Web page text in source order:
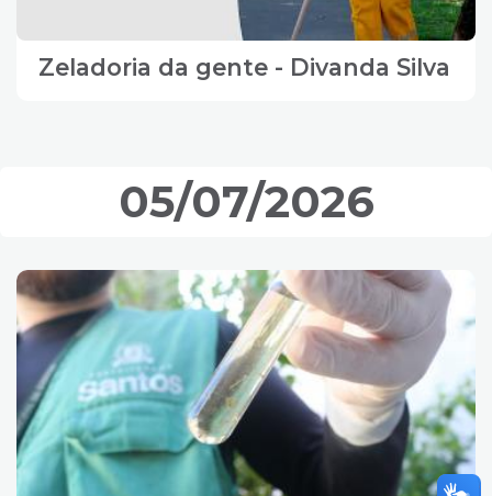
Zeladoria da gente - Divanda Silva
05/07/2026